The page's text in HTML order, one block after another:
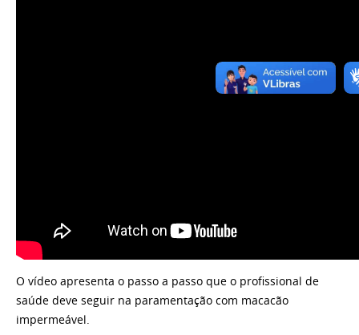
O vídeo apresenta o passo a passo que o profissional de
saúde deve seguir na paramentação com macacão
impermeável.